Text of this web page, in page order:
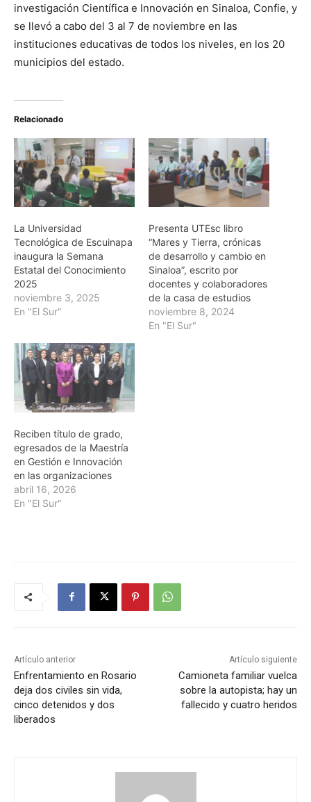
investigación Científica e Innovación en Sinaloa, Confie, y
se llevó a cabo del 3 al 7 de noviembre en las
instituciones educativas de todos los niveles, en los 20
municipios del estado.
Relacionado
La Universidad
Tecnológica de Escuinapa
inaugura la Semana
Estatal del Conocimiento
2025
noviembre 3, 2025
En "El Sur"
Presenta UTEsc libro
“Mares y Tierra, crónicas
de desarrollo y cambio en
Sinaloa”, escrito por
docentes y colaboradores
de la casa de estudios
noviembre 8, 2024
En "El Sur"
Reciben título de grado,
egresados de la Maestría
en Gestión e Innovación
en las organizaciones
abril 16, 2026
En "El Sur"
Artículo anterior
Enfrentamiento en Rosario
deja dos civiles sin vida,
cinco detenidos y dos
liberados
Artículo siguiente
Camioneta familiar vuelca
sobre la autopista; hay un
fallecido y cuatro heridos